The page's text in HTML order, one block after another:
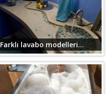
Farklı lavabo modelleri...